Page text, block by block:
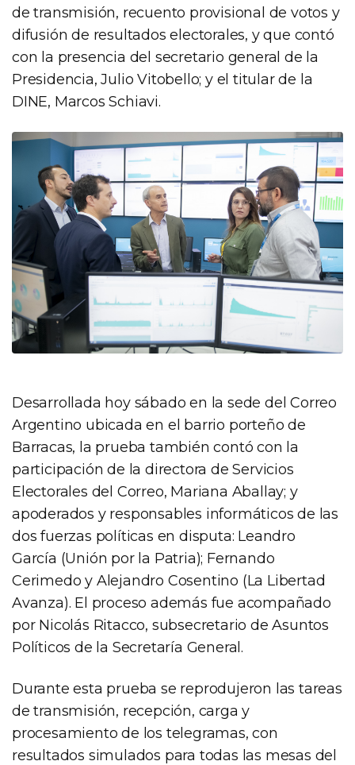
de transmisión, recuento provisional de votos y
difusión de resultados electorales, y que contó
con la presencia del secretario general de la
Presidencia, Julio Vitobello; y el titular de la
DINE, Marcos Schiavi.
Desarrollada hoy sábado en la sede del Correo
Argentino ubicada en el barrio porteño de
Barracas, la prueba también contó con la
participación de la directora de Servicios
Electorales del Correo, Mariana Aballay; y
apoderados y responsables informáticos de las
dos fuerzas políticas en disputa: Leandro
García (Unión por la Patria); Fernando
Cerimedo y Alejandro Cosentino (La Libertad
Avanza). El proceso además fue acompañado
por Nicolás Ritacco, subsecretario de Asuntos
Políticos de la Secretaría General.
Durante esta prueba se reprodujeron las tareas
de transmisión, recepción, carga y
procesamiento de los telegramas, con
resultados simulados para todas las mesas del